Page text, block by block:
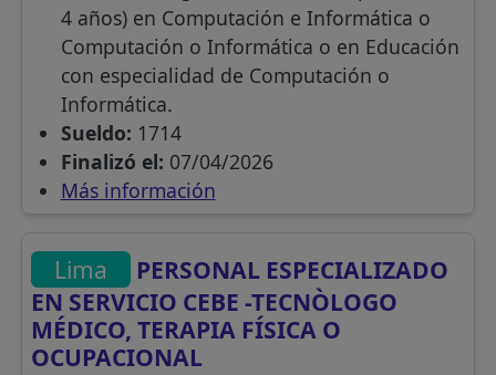
4 años) en Computación e Informática o
Computación o Informática o en Educación
con especialidad de Computación o
Informática.
Sueldo: 1714
Finalizó el: 07/04/2026
Más información
Lima
PERSONAL ESPECIALIZADO
EN SERVICIO CEBE -TECNÒLOGO
MÉDICO, TERAPIA FÍSICA O
OCUPACIONAL